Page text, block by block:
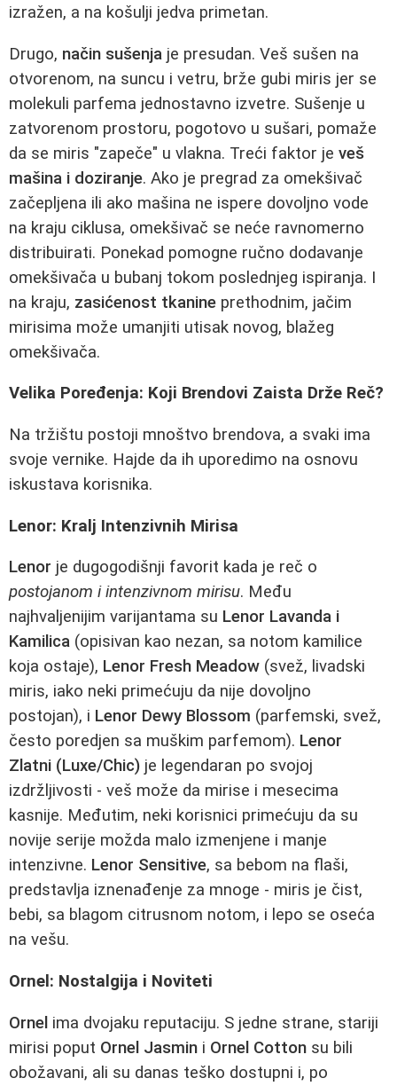
izražen, a na košulji jedva primetan.
Drugo, način sušenja je presudan. Veš sušen na
otvorenom, na suncu i vetru, brže gubi miris jer se
molekuli parfema jednostavno izvetre. Sušenje u
zatvorenom prostoru, pogotovo u sušari, pomaže
da se miris "zapeče" u vlakna. Treći faktor je veš
mašina i doziranje. Ako je pregrad za omekšivač
začepljena ili ako mašina ne ispere dovoljno vode
na kraju ciklusa, omekšivač se neće ravnomerno
distribuirati. Ponekad pomogne ručno dodavanje
omekšivača u bubanj tokom poslednjeg ispiranja. I
na kraju, zasićenost tkanine prethodnim, jačim
mirisima može umanjiti utisak novog, blažeg
omekšivača.
Velika Poređenja: Koji Brendovi Zaista Drže Reč?
Na tržištu postoji mnoštvo brendova, a svaki ima
svoje vernike. Hajde da ih uporedimo na osnovu
iskustava korisnika.
Lenor: Kralj Intenzivnih Mirisa
Lenor je dugogodišnji favorit kada je reč o
postojanom i intenzivnom mirisu. Među
najhvaljenijim varijantama su Lenor Lavanda i
Kamilica (opisivan kao nezan, sa notom kamilice
koja ostaje), Lenor Fresh Meadow (svež, livadski
miris, iako neki primećuju da nije dovoljno
postojan), i Lenor Dewy Blossom (parfemski, svež,
često poredjen sa muškim parfemom). Lenor
Zlatni (Luxe/Chic) je legendaran po svojoj
izdržljivosti - veš može da mirise i mesecima
kasnije. Međutim, neki korisnici primećuju da su
novije serije možda malo izmenjene i manje
intenzivne. Lenor Sensitive, sa bebom na flaši,
predstavlja iznenađenje za mnoge - miris je čist,
bebi, sa blagom citrusnom notom, i lepo se oseća
na vešu.
Ornel: Nostalgija i Noviteti
Ornel ima dvojaku reputaciju. S jedne strane, stariji
mirisi poput Ornel Jasmin i Ornel Cotton su bili
obožavani, ali su danas teško dostupni i, po